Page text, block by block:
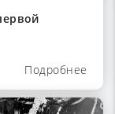
Подробнее